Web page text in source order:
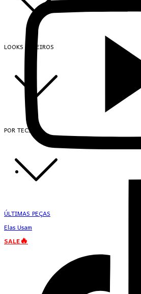
LOOKS INTEIROS
POR TECIDO
ÚLTIMAS PEÇAS
Elas Usam
SALE🔥